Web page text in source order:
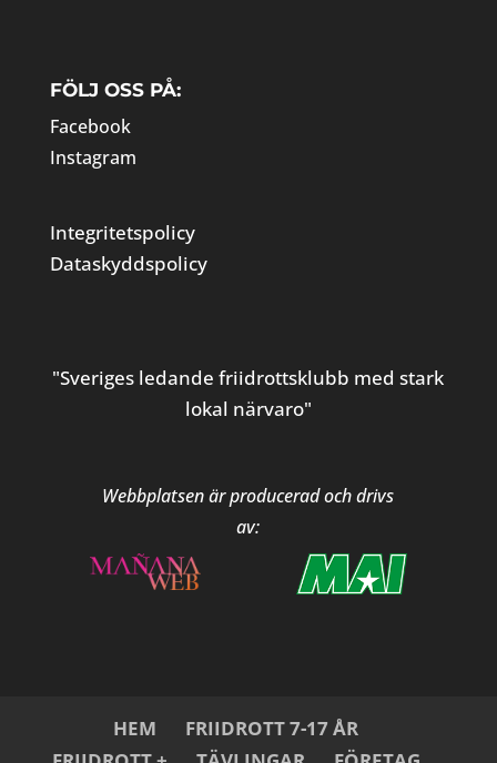
FÖLJ OSS PÅ:
Facebook
Instagram
Integritetspolicy
Dataskyddspolicy
"Sveriges ledande friidrottsklubb med stark
lokal närvaro"
Webbplatsen är producerad och drivs
av:
HEM
FRIIDROTT 7-17 ÅR